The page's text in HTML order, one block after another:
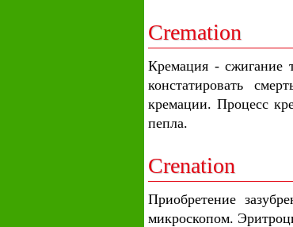
Cremation
Кремация - сжигание
констатировать
кремации. Процесс
пепла.
Crenation
Приобретение
микроскопом.